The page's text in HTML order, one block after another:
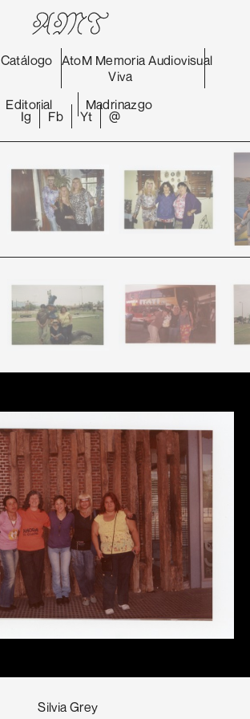
Catálogo AtoM Memoria
Viva
Audiovisual
Editorial Madrinazgo
Ig Fb Yt @
Silvia Grey